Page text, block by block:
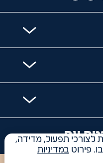
עם
לצורכי תפעול, מדידה,
פירוט במדיניות